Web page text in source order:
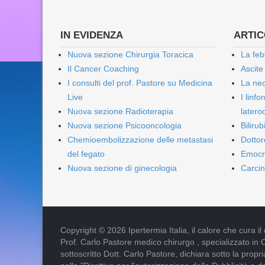
IN EVIDENZA
Nuova sezione Chirurgia Toracica
Il Cancer Coaching
I consulti del prof. Pastore su Medicina
Live
Nuova sezione Radioterapia
Nuova sezione Psicooncologia
Chemioembolizzazione delle metastasi
del fegato
Nuova sezione di ginecologia
La
La
I
Copyright © 2026 Ipertermia Italia, il calore che cura il
Prof. Carlo Pastore medico chirurgo , specializzato
sottoscritto Dott. Carlo Pastore, dichiara sotto la